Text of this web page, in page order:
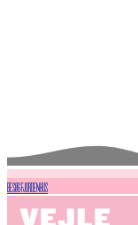
BESØG FJORDENHUS